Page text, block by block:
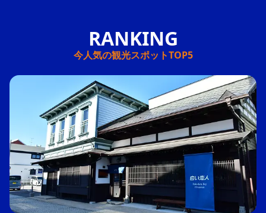
今人気の観光スポットTOP5